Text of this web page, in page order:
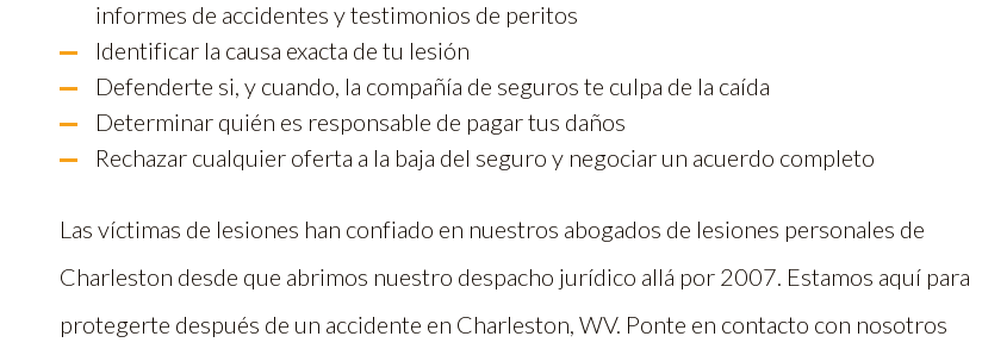
informes de accidentes y testimonios de peritos
Identificar la causa exacta de tu lesión
Defenderte si, y cuando, la compañía de seguros te culpa de la caída
Determinar quién es responsable de pagar tus daños
Rechazar cualquier oferta a la baja del seguro y negociar un acuerdo completo
Las víctimas de lesiones han confiado en nuestros abogados de lesiones personales de
Charleston desde que abrimos nuestro despacho jurídico allá por 2007. Estamos aquí para
protegerte después de un accidente en Charleston, WV. Ponte en contacto con nosotros